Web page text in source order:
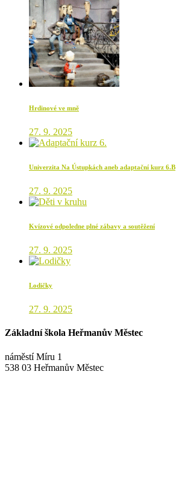
Hrdinové ve mně
27. 9. 2025
Univerzita Na Ústupkách aneb adaptační kurz 6.B
27. 9. 2025
Kvízové odpoledne plné zábavy a soutěžení
27. 9. 2025
Lodičky
27. 9. 2025
Základní škola Heřmanův Městec
náměstí Míru 1
538 03 Heřmanův Městec